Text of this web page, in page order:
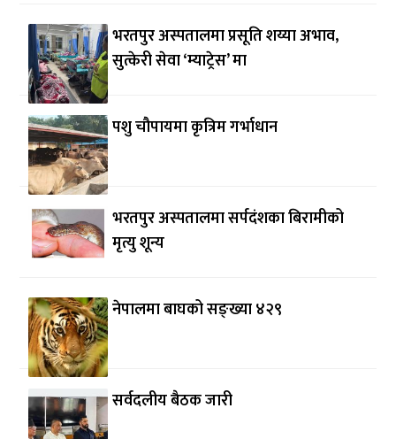
भरतपुर अस्पतालमा प्रसूति शय्या अभाव,
सुत्केरी सेवा ‘म्याट्रेस’ मा
पशु चौपायमा कृत्रिम गर्भाधान
भरतपुर अस्पतालमा सर्पदंशका बिरामीको
मृत्यु शून्य
नेपालमा बाघको सङ्ख्या ४२९
सर्वदलीय बैठक जारी